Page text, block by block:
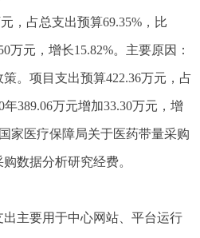
，占总支出预算69.35%，比
万元，增长15.82%。主要原因：
。项目支出预算422.36万元，占
389.06万元增加33.30万元，增
家医疗保障局关于医药带量采购
数据分析研究经费。
出主要用于中心网站、平台运行